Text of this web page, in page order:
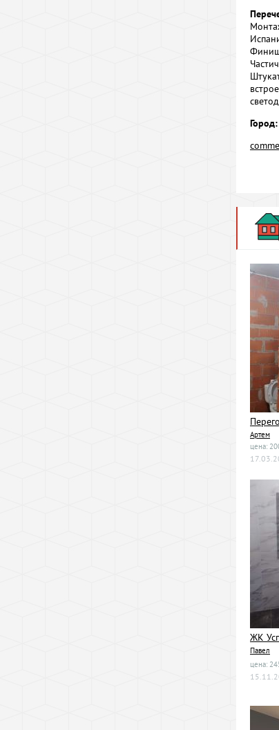
Город:
Артем
цена:
ЖК
Павел
цена: